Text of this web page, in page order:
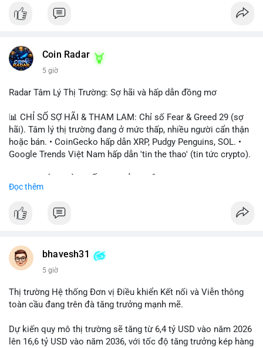
#vlikevn #titanbot
Coin Radar
5 giờ
Radar Tâm Lý Thị Trường: Sợ hãi và hấp dẫn đồng mơ
📊 CHỈ SỐ SỢ HÃI & THAM LAM: Chỉ số Fear & Greed 29 (sợ
hãi). Tâm lý thị trường đang ở mức thấp, nhiều người cẩn thận
hoặc bán. • CoinGecko hấp dẫn XRP, Pudgy Penguins, SOL. •
Google Trends Việt Nam hấp dẫn 'tin the thao' (tin tức crypto).
ONDO, CASHCAT. • Chủ đề 'tô thị ty na' (tỷ giá) và 'giao thông'
BTC breakout và lệnh long/short.
định crypto là 'vấn đề lớn' giúp giảm áp lực USD. • Binance hỗ
trợ cổ phiếu Apple/IBM. • Bài đăng hấp dẫn về $HFT, $SKYAI,
💡 NHẬN ĐỊNH & KHUYẾN NGHỊ: Tâm lý thị trường đang phân
coin (PENGU, CASHCAT) và tin cậy từ các dự án lớn (BTC,
SOL). Rủi ro tăng nếu không có thông tin rõ ràng về quy định.
Đọc thêm
bhavesh31
5 giờ
Thị trường Hệ thống Đơn vị Điều khiển Kết nối và Viễn thông
toàn cầu đang trên đà tăng trưởng mạnh mẽ.
Dự kiến quy mô thị trường sẽ tăng từ 6,4 tỷ USD vào năm 2026
lên 16,6 tỷ USD vào năm 2036, với tốc độ tăng trưởng kép hàng